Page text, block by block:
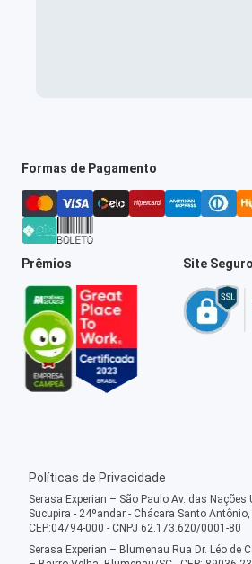
Formas de Pagamento
Prêmios Site Seguro
Políticas de Privacidade
Serasa Experian – São Paulo Av. das
Sucupira - 24ºandar - Chácara Santo
CEP:04794-000 - CNPJ 62.173.620/0001-80
Serasa Experian – Blumenau Rua Dr. Léo de